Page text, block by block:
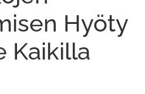
Hyöty
Kaikilla